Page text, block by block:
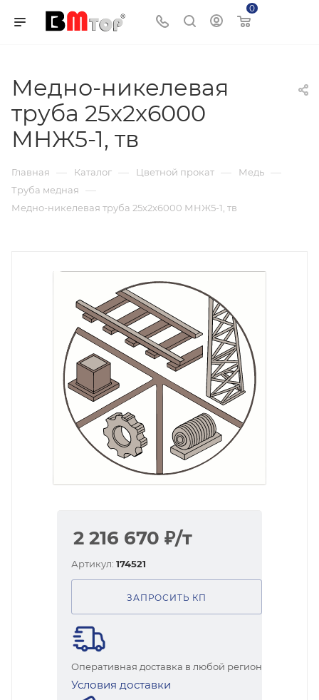
0
Медно-никелевая
труба 25x2x6000
МНЖ5-1, тв
Главная — Каталог — Цветной прокат — Медь —
Труба медная —
Медно-никелевая труба 25x2x6000 МНЖ5-1, тв
2 216 670 ₽/т
Артикул: 174521
ЗАПРОСИТЬ КП
Оперативная доставка в любой регион
Условия доставки